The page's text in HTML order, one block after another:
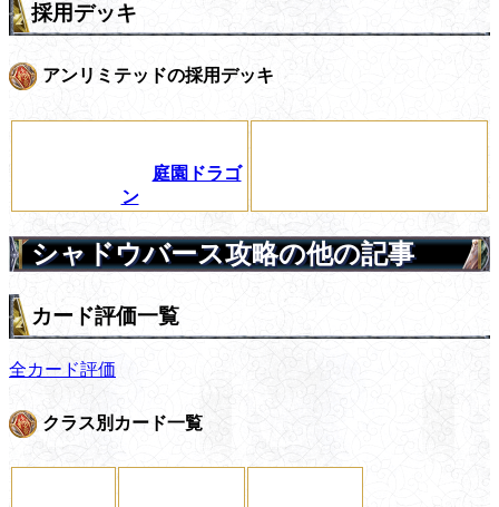
採用デッキ
アンリミテッドの採用デッキ
庭園ドラゴ
ン
シャドウバース攻略の他の記事
カード評価一覧
全カード評価
クラス別カード一覧